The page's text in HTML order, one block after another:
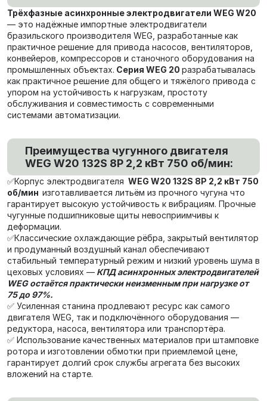
Трёхфазные асинхронные электродвигатели WEG W20
— это надёжные импортные электродвигатели
бразильского производителя WEG, разработанные как
практичное решение для привода насосов, вентиляторов,
конвейеров, компрессоров и станочного оборудования на
промышленных объектах. Серия WEG 20 разрабатывалась
как практичное решение для общего и тяжёлого привода с
упором на устойчивость к нагрузкам, простоту
обслуживания и совместимость с современными
системами автоматизации.
Преимущества чугунного двигателя
WEG W20 132S 8P 2,2 кВт 750 об/мин:
✅Корпус электродвигателя WEG W20 132S 8P 2,2 кВт 750
об/мин изготавливается литьём из прочного чугуна что
гарантирует высокую устойчивость к вибрациям. Прочные
чугунные подшипниковые щиты невосприимчивы к
деформации.
✅Классические охлаждающие рёбра, закрытый вентилятор
и продуманный воздушный канал обеспечивают
стабильный температурный режим и низкий уровень шума в
цеховых условиях — КПД асинхронных электродвигателей
WEG остаётся практически неизменным при нагрузке от
75 до 97%.
✅ Усиленная станина продлевают ресурс как самого
двигателя WEG, так и подключённого оборудования —
редуктора, насоса, вентилятора или транспортёра.
✅ Использование качественных материалов при штамповке
ротора и изготовлении обмотки при приемлемой цене,
гарантирует долгий срок службы агрегата без высоких
вложений на старте.